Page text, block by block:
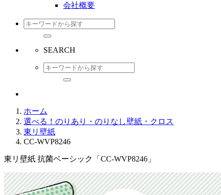
会社概要
SEARCH
ホーム
選べる！のりあり・のりなし壁紙・クロス
東リ壁紙
CC-WVP8246
東リ壁紙 抗菌ベーシック「CC-WVP8246」